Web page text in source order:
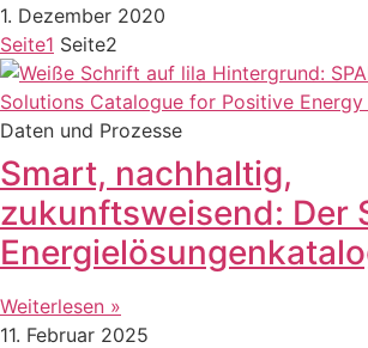
1. Dezember 2020
Seite1 Seite2
Daten und Prozesse
Smart, nachhaltig,
zukunftsweisend: Der
Weiterlesen »
11. Februar 2025